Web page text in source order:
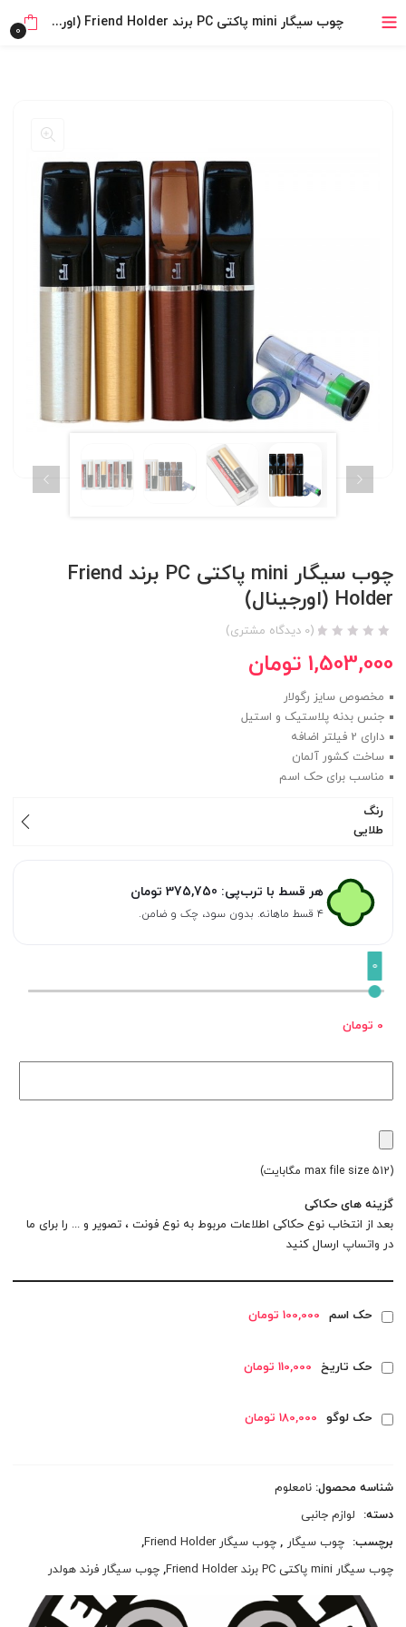
خرید قسطی با ترب‌پی چوب سیگار mini پاکتی PC برند Friend Holder (اورجینال) 0
چوب سیگار mini پاکتی PC برند Friend
Holder (اورجینال)
(
0 دیدگاه مشتری)
1,503,000 تومان
مخصوص سایز رگولار
جنس بدنه پلاستیک و استیل
دارای 2 فیلتر اضافه
ساخت کشور آلمان
مناسب برای حک اسم
رنگ
طلایی
هر قسط با ترب‌پی: 375,750 تومان
۴ قسط ماهانه. بدون سود، چک و ضامن.
0
0 تومان
(max file size 512 مگابایت)
گزینه های حکاکی
بعد از انتخاب نوع حکاکی اطلاعات مربوط به نوع فونت ، تصویر و ... را برای ما
در واتساپ ارسال کنید
حک اسم 100,000 تومان
حک تاریخ 110,000 تومان
حک لوگو 180,000 تومان
شناسه محصول:نامعلوم
دسته:
لوازم جانبی
برچسب: چوب سیگار ,چوب سیگار Friend Holder
,
چوب سیگار mini پاکتی PC برند Friend Holder
,چوب سیگار فرند هولدر